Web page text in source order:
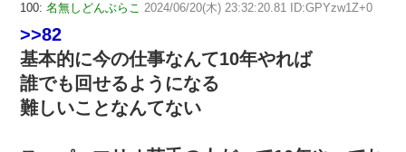
100: 名無しどんぶらこ 2024/06/20(木) 23:32:20.81 ID:GPYzw1Z+0
>>82
基本的に今の仕事なんて10年やれば
誰でも回せるようになる
難しいことなんてない